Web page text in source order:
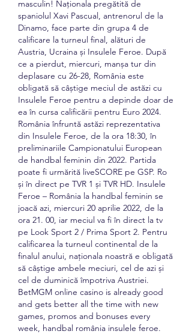
masculin! Naționala pregătită de
spaniolul Xavi Pascual, antrenorul de la
Dinamo, face parte din grupa 4 de
calificare la turneul final, alături de
Austria, Ucraina și Insulele Feroe. După
ce a pierdut, miercuri, manșa tur din
deplasare cu 26-28, România este
obligată să câștige meciul de astăzi cu
Insulele Feroe pentru a depinde doar de
ea în cursa calificării pentru Euro 2024.
România înfruntă astăzi reprezentativa
din Insulele Feroe, de la ora 18:30, în
preliminariile Campionatului European
de handbal feminin din 2022. Partida
poate fi urmărită liveSCORE pe GSP. Ro
și în direct pe TVR 1 și TVR HD. Insulele
Feroe – România la handbal feminin se
joacă azi, miercuri 20 aprilie 2022, de la
ora 21. 00, iar meciul va fi în direct la tv
pe Look Sport 2 / Prima Sport 2. Pentru
calificarea la turneul continental de la
finalul anului, naționala noastră e obligată
să câștige ambele meciuri, cel de azi și
cel de duminică împotriva Austriei.
BetMGM online casino is already good
and gets better all the time with new
games, promos and bonuses every
week, handbal românia insulele feroe.